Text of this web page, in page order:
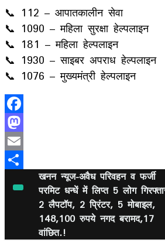
📞 112 – आपातकालीन सेवा
📞 1090 – महिला सुरक्षा हेल्पलाइन
📞 181 – महिला हेल्पलाइन
📞 1930 – साइबर अपराध हेल्पलाइन
📞 1076 – मुख्यमंत्री हेल्पलाइन
Facebook
Mastodon
Email
खनन न्यूज-अवैध परिवहन व फर्जी
परमिट धन्धें में लिप्त 5 लोग
2 लैपटॉप, 2 प्रिंटर, 5 मोबाइल,
148,100 रुपये नगद बरामद,17
वांछित.!